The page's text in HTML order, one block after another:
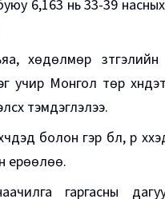
буюу 6,163 нь 33-39
хөдөлмөр
учир Монгол төр
тэмдэглэлээ.
болон гэр бүл, үр
ерөөлөө.
гаргасны